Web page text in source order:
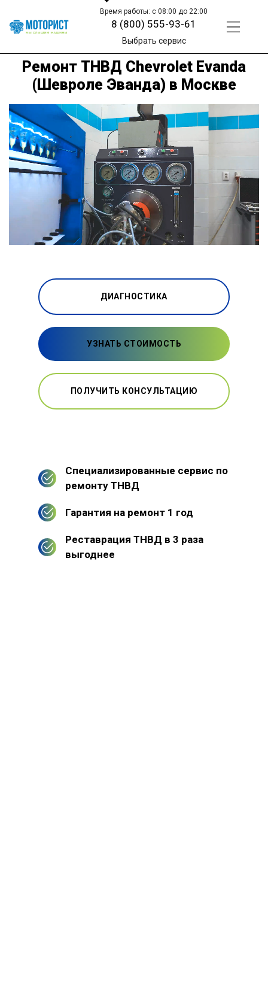
Время работы: с 08:00 до 22:00
8 (800) 555-93-61
Выбрать сервис
Ремонт ТНВД Chevrolet Evanda
(Шевроле Эванда) в Москве
ДИАГНОСТИКА
УЗНАТЬ СТОИМОСТЬ
ПОЛУЧИТЬ КОНСУЛЬТАЦИЮ
Специализированные сервис по
ремонту ТНВД
Гарантия на ремонт 1 год
Реставрация ТНВД в 3 раза
выгоднее